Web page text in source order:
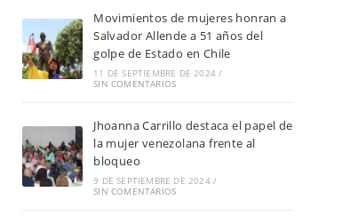
Movimientos de mujeres honran a
Salvador Allende a 51 años del
golpe de Estado en Chile
11 DE SEPTIEMBRE DE 2024 /
SIN COMENTARIOS
Jhoanna Carrillo destaca el papel de
la mujer venezolana frente al
bloqueo
9 DE SEPTIEMBRE DE 2024 /
SIN COMENTARIOS